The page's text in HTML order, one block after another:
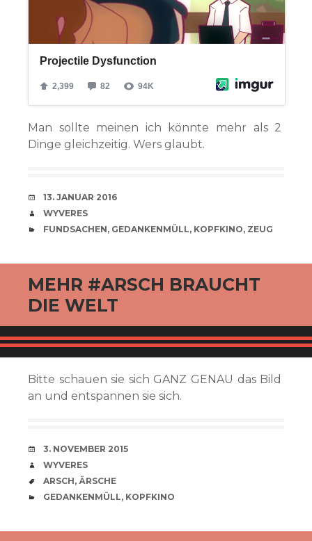
Man sollte meinen ich könnte mehr als 2
Dinge gleichzeitig. Wers glaubt.
VERABREDUNG
13. JANUAR 2016
VERFASSER
WYVERES
CATEGORIES
FUNDSACHEN, GEDANKENMÜLL, KOPFKINO, ZEUG
MEHR #ARSCH BRAUCHT
DIE WELT
Bitte schauen sie sich GANZ GENAU das Bild
an und entspannen sie sich.
VERABREDUNG
3. NOVEMBER 2015
VERFASSER
WYVERES
SCHLAGWÖRTER
ARSCH, ÄRSCHE
CATEGORIES
GEDANKENMÜLL, KOPFKINO